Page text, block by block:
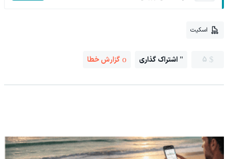
اسکیت
5 اشتراک گذاری گزارش خطا